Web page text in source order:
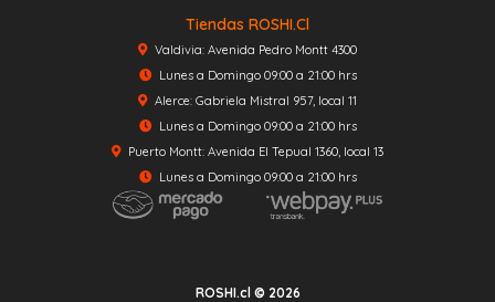
Tiendas ROSHI.cl
Valdivia: Avenida Pedro Montt 4300
Lunes a Domingo 09:00 a 21:00 hrs
Alerce: Gabriela Mistral 957, local 11
Lunes a Domingo 09:00 a 21:00 hrs
Puerto Montt: Avenida El Tepual 1360, local 13
Lunes a Domingo 09:00 a 21:00 hrs
ROSHI.cl © 2026